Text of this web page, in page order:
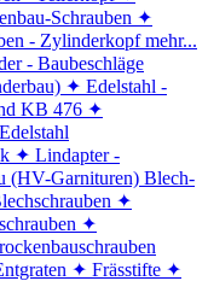
Schrauben ✦
- Zylinderkopf mehr...
- Baubeschläge
✦ Edelstahl -
KB 476 ✦
✦ Lindapter -
(HV-Garnituren) Blech-
✦
✦
✦ Frässtifte ✦